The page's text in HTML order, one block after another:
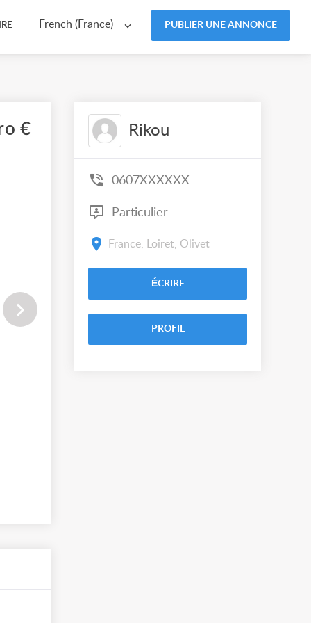
French (France) PUBLIER UNE ANNONCE
€ Rikou
0607XXXXXX
Particulier
France, Loiret, Olivet
ÉCRIRE
PROFIL